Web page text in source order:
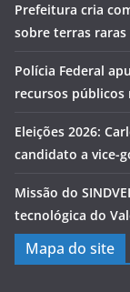
Prefeitura cria
sobre terras raras
Polícia Federal
recursos públicos
Eleições 2026:
candidato a vice-
Missão do
tecnológica do
Mapa do site